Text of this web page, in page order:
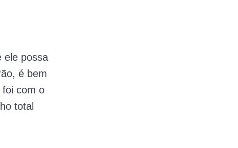
ele possa
é bem
foi com o
total